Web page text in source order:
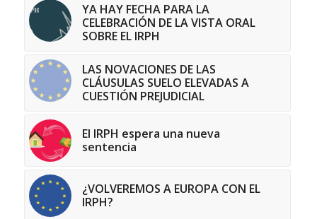
YA HAY FECHA PARA LA
CELEBRACIÓN DE LA VISTA ORAL
SOBRE EL IRPH
LAS NOVACIONES DE LAS
CLÁUSULAS SUELO ELEVADAS A
CUESTIÓN PREJUDICIAL
El IRPH espera una nueva
sentencia
¿VOLVEREMOS A EUROPA CON EL
IRPH?